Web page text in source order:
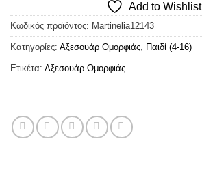
Add to Wishlist
Κωδικός προϊόντος: Martinelia12143
Κατηγορίες: Αξεσουάρ Ομορφιάς, Παιδί (4-16)
Ετικέτα: Αξεσουάρ Ομορφιάς